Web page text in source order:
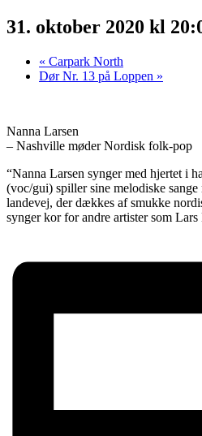
31. oktober 2020 kl
« Carpark North
Dør Nr. 13 på Loppen »
Nanna Larsen
– Nashville møder Nordisk folk-pop
“Nanna Larsen synger med hjertet i
(voc/gui) spiller sine melodiske
landevej, der dækkes af smukke
synger kor for andre artister som